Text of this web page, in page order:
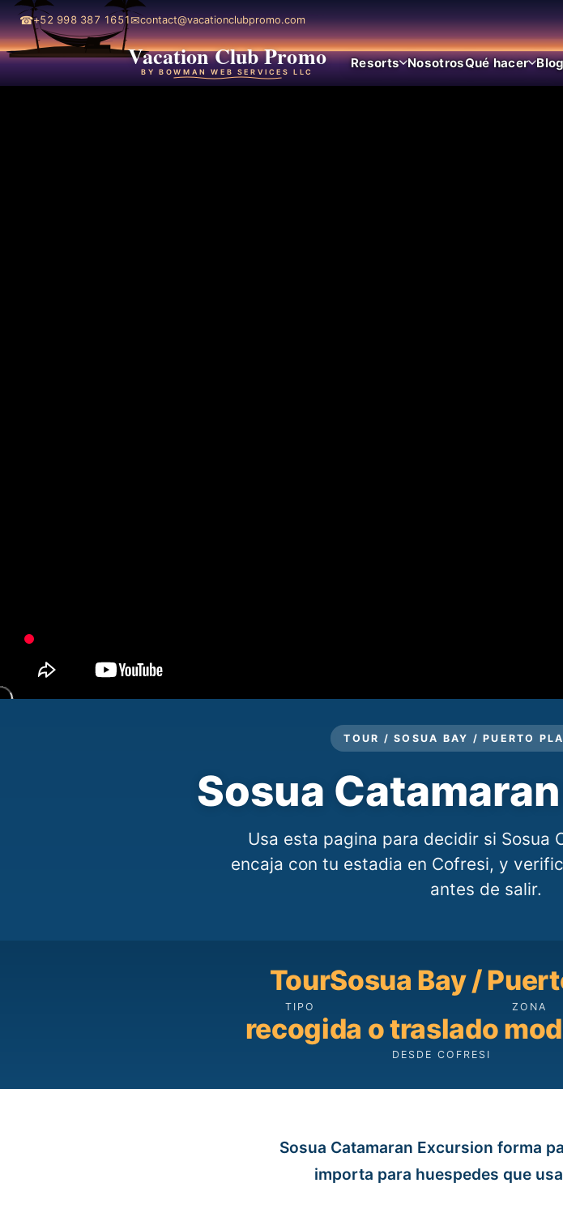
☎+52 998 387 1651✉contact@vacationclubpromo.com
Vacation Club Promo
BY BOWMAN WEB SERVICES LLC
Resorts NosotrosQué hacer
TOUR / SOSUA BAY / PUERTO
Sosua
Usa esta pagina para decidir si Sosua
encaja con tu estadia en Cofresi, y
antes de salir.
Tour
TIPO
Sosua Bay /
ZONA
recogida o traslado
DESDE COFRESI
Sosua Catamaran Excursion forma
importa para huespedes que